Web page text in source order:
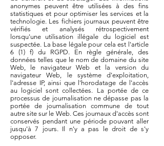
anonymes peuvent être utilisées à des fins
statistiques et pour optimiser les services et la
technologie. Les fichiers journaux peuvent être
vérifiés et analysés rétrospectivement
lorsqu'une utilisation illégale du logiciel est
suspectée. La base légale pour cela est l'article
6 (1) f) du RGPD. En règle générale, des
données telles que le nom de domaine du site
Web, le navigateur Web et la version du
navigateur Web, le système d'exploitation,
l'adresse IP, ainsi que l'horodatage de l'accès
au logiciel sont collectées. La portée de ce
processus de journalisation ne dépasse pas la
portée de journalisation commune de tout
autre site sur le Web. Ces journaux d'accès sont
conservés pendant une période pouvant aller
jusqu'à 7 jours. Il n'y a pas le droit de s'y
opposer.